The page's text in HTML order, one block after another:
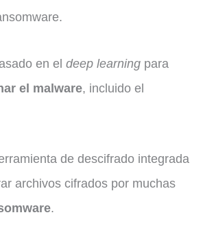
en el deep learning para
el malware, incluido el
de descifrado integrada
archivos cifrados por muchas
.